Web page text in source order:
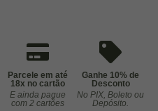
Parcele em até
18x no cartão
E ainda pague
com 2 cartões
Ganhe 10% de
Desconto
No PIX, Boleto ou
Depósito.